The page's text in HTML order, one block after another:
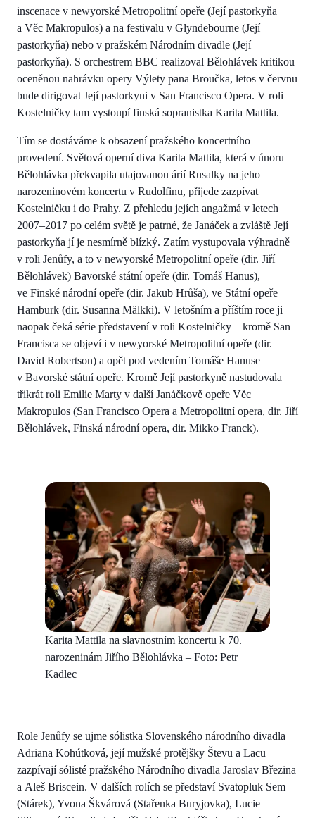
inscenace v newyorské Metropolitní opeře (Její pastorkyňa
a Věc Makropulos) a na festivalu v Glyndebourne (Její
pastorkyňa) nebo v pražském Národním divadle (Její
pastorkyňa). S orchestrem BBC realizoval Bělohlávek kritikou
oceněnou nahrávku opery Výlety pana Broučka, letos v červnu
bude dirigovat Její pastorkyni v San Francisco Opera. V roli
Kostelničky tam vystoupí finská sopranistka Karita Mattila.
Tím se dostáváme k obsazení pražského koncertního
provedení. Světová operní diva Karita Mattila, která v únoru
Bělohlávka překvapila utajovanou árií Rusalky na jeho
narozeninovém koncertu v Rudolfinu, přijede zazpívat
Kostelničku i do Prahy. Z přehledu jejích angažmá v letech
2007–2017 po celém světě je patrné, že Janáček a zvláště Její
pastorkyňa jí je nesmírně blízký. Zatím vystupovala výhradně
v roli Jenůfy, a to v newyorské Metropolitní opeře (dir. Jiří
Bělohlávek) Bavorské státní opeře (dir. Tomáš Hanus),
ve Finské národní opeře (dir. Jakub Hrůša), ve Státní opeře
Hamburk (dir. Susanna Mälkki). V letošním a příštím roce ji
naopak čeká série představení v roli Kostelničky – kromě San
Francisca se objeví i v newyorské Metropolitní opeře (dir.
David Robertson) a opět pod vedením Tomáše Hanuse
v Bavorské státní opeře. Kromě Její pastorkyně nastudovala
třikrát roli Emilie Marty v další Janáčkově opeře Věc
Makropulos (San Francisco Opera a Metropolitní opera, dir. Jiří
Bělohlávek, Finská národní opera, dir. Mikko Franck).
Karita Mattila na slavnostním koncertu k 70.
narozeninám Jiřího Bělohlávka – Foto: Petr
Kadlec
Role Jenůfy se ujme sólistka Slovenského národního divadla
Adriana Kohútková, její mužské protějšky Števu a Lacu
zazpívají sólisté pražského Národního divadla Jaroslav Březina
a Aleš Briscein. V dalších rolích se představí Svatopluk Sem
(Stárek), Yvona Škvárová (Stařenka Buryjovka), Lucie